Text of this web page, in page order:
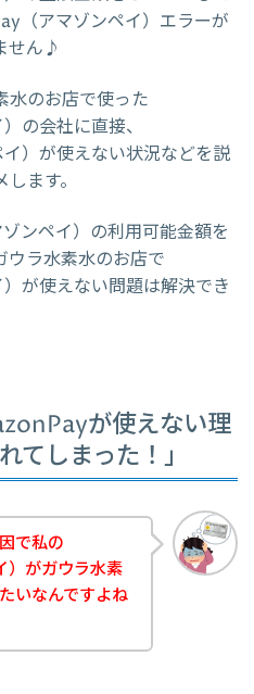
（アマゾンペイ）エラーが
せん♪
水のお店で使った
の会社に直接、
）が使えない状況などを説
ます。
ンペイ）の利用可能金額を
ウラ水素水のお店で
が使えない問題は解決でき
が使えない理
てしまった！」
で私の
）がガウラ水素
いなんですよね